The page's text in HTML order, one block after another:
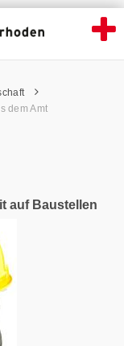
dem Amt
auf Baustellen